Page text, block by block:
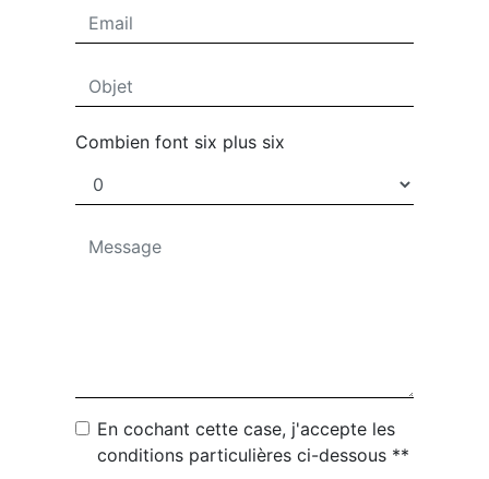
Combien font six plus six
En cochant cette case, j'accepte les
conditions particulières ci-dessous **